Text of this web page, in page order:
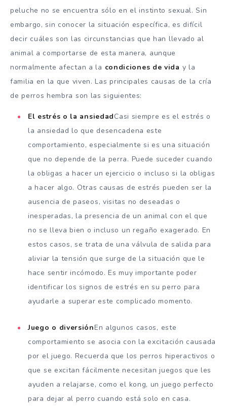
peluche no se encuentra sólo en el instinto sexual. Sin
embargo, sin conocer la situación específica, es difícil
decir cuáles son las circunstancias que han llevado al
animal a comportarse de esta manera, aunque
normalmente afectan a la condiciones de vida y la
familia en la que viven. Las principales causas de la cría
de perros hembra son las siguientes:
El estrés o la ansiedadCasi siempre es el estrés o
la ansiedad lo que desencadena este
comportamiento, especialmente si es una situación
que no depende de la perra. Puede suceder cuando
la obligas a hacer un ejercicio o incluso si la obligas
a hacer algo. Otras causas de estrés pueden ser la
ausencia de paseos, visitas no deseadas o
inesperadas, la presencia de un animal con el que
no se lleva bien o incluso un regaño exagerado. En
estos casos, se trata de una válvula de salida para
aliviar la tensión que surge de la situación que le
hace sentir incómodo. Es muy importante poder
identificar los signos de estrés en su perro para
ayudarle a superar este complicado momento.
Juego o diversiónEn algunos casos, este
comportamiento se asocia con la excitación causada
por el juego. Recuerda que los perros hiperactivos o
que se excitan fácilmente necesitan juegos que les
ayuden a relajarse, como el kong, un juego perfecto
para dejar al perro cuando está solo en casa.